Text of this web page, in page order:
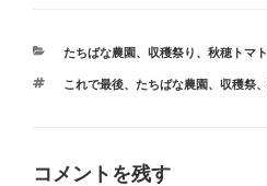
カ
ゴ
たちばな農園、 収穫祭り 、 秋穂トマト
タ
これで最後、 たちばな農園、 収穫祭、
コメントを残す